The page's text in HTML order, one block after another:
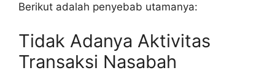
Berikut adalah penyebab utamanya:
Tidak Adanya Aktivitas
Transaksi Nasabah